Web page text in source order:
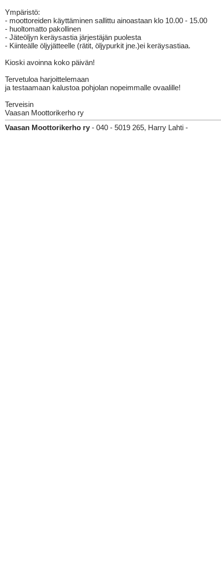
Ympäristö:
- moottoreiden käyttäminen sallittu ainoastaan klo 10.00 - 15.00
- huoltomatto pakollinen
- Jäteöljyn keräysastia järjestäjän puolesta
- Kiinteälle öljyjätteelle (rätit, öljypurkit jne.)ei keräysastiaa.
Kioski avoinna koko päivän!
Tervetuloa harjoittelemaan
ja testaamaan kalustoa pohjolan nopeimmalle ovaalille!
Terveisin
Vaasan Moottorikerho ry
Vaasan Moottorikerho ry - 040 - 5019 265, Harry Lahti -